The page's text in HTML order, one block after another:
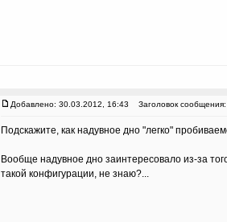
Добавлено: 30.03.2012, 16:43 Заголовок сообщения:
Подскажите, как надувное дно "легко"
Вообще надувное дно заинтересовало из-за
такой конфигурации, не знаю?...